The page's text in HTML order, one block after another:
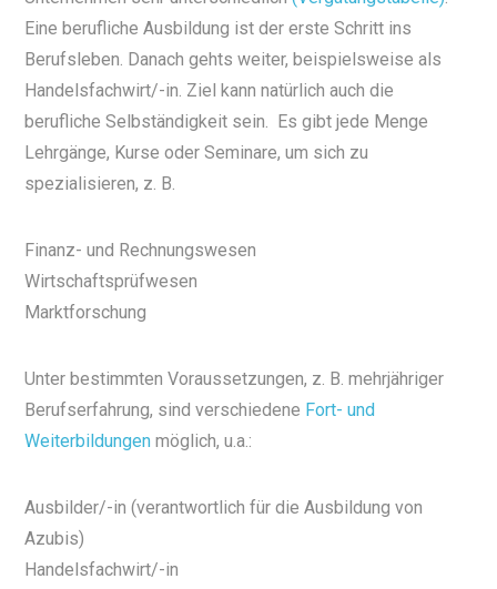
Eine berufliche Ausbildung ist der erste Schritt ins
Berufsleben. Danach gehts weiter, beispielsweise als
Handelsfachwirt/-in. Ziel kann natürlich auch die
berufliche Selbständigkeit sein. Es gibt jede Menge
Lehrgänge, Kurse oder Seminare, um sich zu
spezialisieren, z. B.
Finanz- und Rechnungswesen
Wirtschaftsprüfwesen
Marktforschung
Unter bestimmten Voraussetzungen, z. B. mehrjähriger
Berufserfahrung, sind verschiedene Fort- und
Weiterbildungen möglich, u.a.:
Ausbilder/-in (verantwortlich für die Ausbildung von
Azubis)
Handelsfachwirt/-in